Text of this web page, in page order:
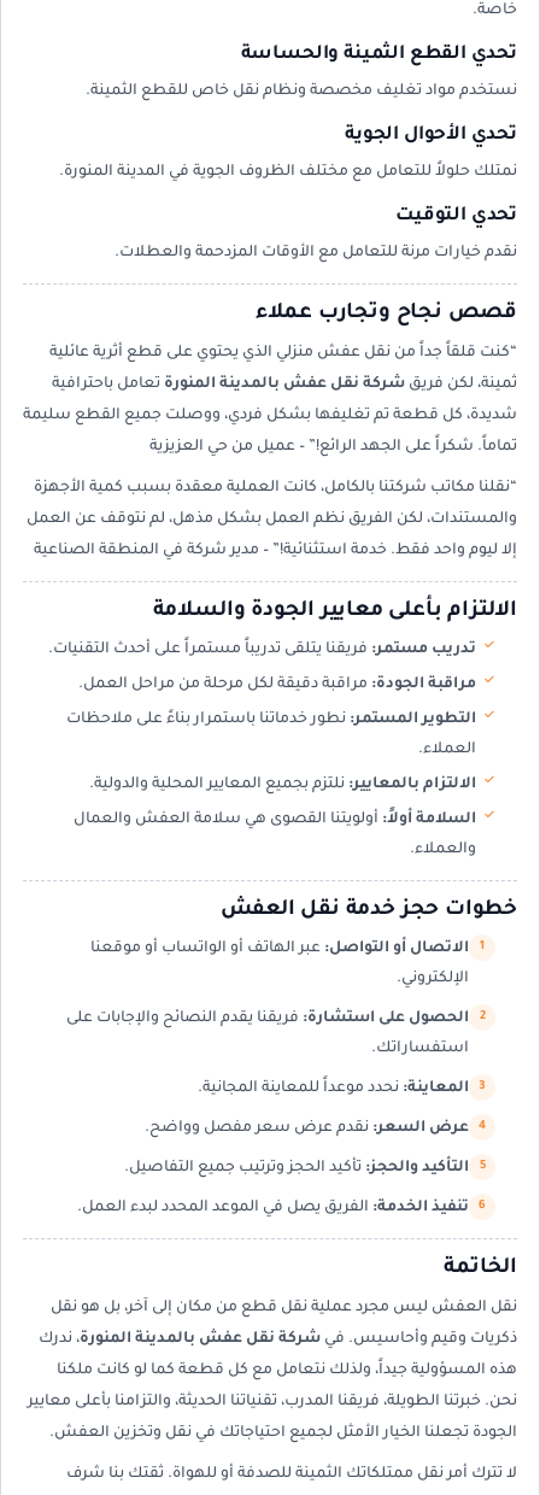
خاصة.
تحدي القطع الثمينة والحساسة
نستخدم مواد تغليف مخصصة ونظام نقل خاص للقطع الثمينة.
تحدي الأحوال الجوية
نمتلك حلولاً للتعامل مع مختلف الظروف الجوية في المدينة المنورة.
تحدي التوقيت
نقدم خيارات مرنة للتعامل مع الأوقات المزدحمة والعطلات.
قصص نجاح وتجارب عملاء
“كنت قلقاً جداً من نقل عفش منزلي الذي يحتوي على قطع أثرية عائلية
ثمينة، لكن فريق شركة نقل عفش بالمدينة المنورة تعامل باحترافية
شديدة، كل قطعة تم تغليفها بشكل فردي، ووصلت جميع القطع سليمة
تماماً. شكراً على الجهد الرائع!” – عميل من حي العزيزية
“نقلنا مكاتب شركتنا بالكامل، كانت العملية معقدة بسبب كمية الأجهزة
والمستندات، لكن الفريق نظم العمل بشكل مذهل، لم نتوقف عن العمل
إلا ليوم واحد فقط. خدمة استثنائية!” – مدير شركة في المنطقة الصناعية
الالتزام بأعلى معايير الجودة والسلامة
تدريب مستمر: فريقنا يتلقى تدريباً مستمراً على أحدث التقنيات.
مراقبة الجودة: مراقبة دقيقة لكل مرحلة من مراحل العمل.
التطوير المستمر: نطور خدماتنا باستمرار بناءً على ملاحظات
العملاء.
الالتزام بالمعايير: نلتزم بجميع المعايير المحلية والدولية.
السلامة أولاً: أولويتنا القصوى هي سلامة العفش والعمال
والعملاء.
خطوات حجز خدمة نقل العفش
الاتصال أو التواصل: عبر الهاتف أو الواتساب أو موقعنا
الإلكتروني.
الحصول على استشارة: فريقنا يقدم النصائح والإجابات على
استفساراتك.
المعاينة: نحدد موعداً للمعاينة المجانية.
عرض السعر: نقدم عرض سعر مفصل وواضح.
التأكيد والحجز: تأكيد الحجز وترتيب جميع التفاصيل.
تنفيذ الخدمة: الفريق يصل في الموعد المحدد لبدء العمل.
الخاتمة
نقل العفش ليس مجرد عملية نقل قطع من مكان إلى آخر، بل هو نقل
ذكريات وقيم وأحاسيس. في شركة نقل عفش بالمدينة المنورة، ندرك
هذه المسؤولية جيداً، ولذلك نتعامل مع كل قطعة كما لو كانت ملكنا
نحن. خبرتنا الطويلة، فريقنا المدرب، تقنياتنا الحديثة، والتزامنا بأعلى معايير
الجودة تجعلنا الخيار الأمثل لجميع احتياجاتك في نقل وتخزين العفش.
لا تترك أمر نقل ممتلكاتك الثمينة للصدفة أو للهواة. ثقتك بنا شرف